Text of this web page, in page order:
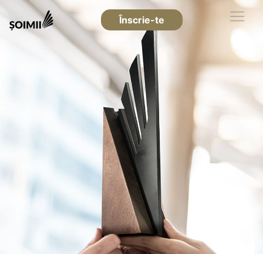
Înscrie-te